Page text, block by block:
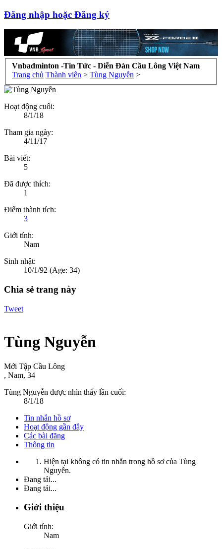
Đăng nhập hoặc Đăng ký
Vnbadminton -Tin Tức - Diễn Đàn Cầu Lông Việt Nam
Trang chủ Thành viên > Tùng Nguyễn >
Hoạt động cuối:
8/1/18
Tham gia ngày:
4/11/17
Bài viết:
5
Đã được thích:
1
Điểm thành tích:
3
Giới tính:
Nam
Sinh nhật:
10/1/92 (Age: 34)
Chia sẻ trang này
Tweet
Tùng Nguyễn
Mới Tập Cầu Lông
, Nam, 34
Tùng Nguyễn được nhìn thấy lần cuối:
8/1/18
Tin nhắn hồ sơ
Hoạt động gần đây
Các bài đăng
Thông tin
Hiện tại không có tin nhắn trong hồ sơ của Tùng
Nguyễn.
Đang tải...
Đang tải...
Giới thiệu
Giới tính:
Nam